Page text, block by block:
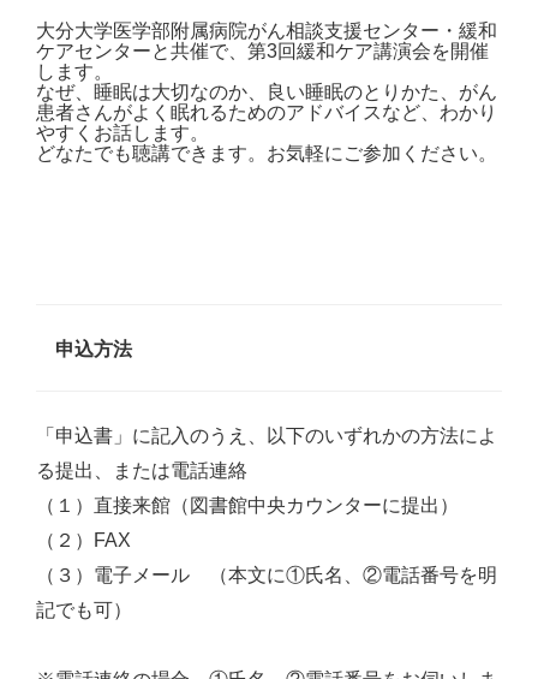
大分大学医学部附属病院がん相談支援センター・緩和
ケアセンターと共催で、第3回緩和ケア講演会を開催
します。
なぜ、睡眠は大切なのか、良い睡眠のとりかた、がん
患者さんがよく眠れるためのアドバイスなど、わかり
やすくお話します。
どなたでも聴講できます。お気軽にご参加ください。
申込方法
「申込書」に記入のうえ、以下のいずれかの方法によ
る提出、または電話連絡
（１）直接来館（図書館中央カウンターに提出）
（２）FAX
（３）電子メール （本文に①氏名、②電話番号を明
記でも可）